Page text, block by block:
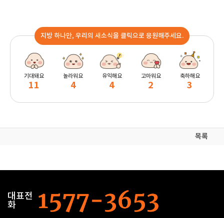
지방 하나만, 우리의 새소식을 클릭으로 응원해주세요.
기대돼요
11
놀라워요
4
유익해요
4
고마워요
2
축하해요
3
목록
대표전
화